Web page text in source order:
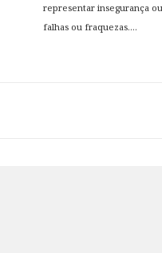
representar insegurança
falhas ou fraquezas....